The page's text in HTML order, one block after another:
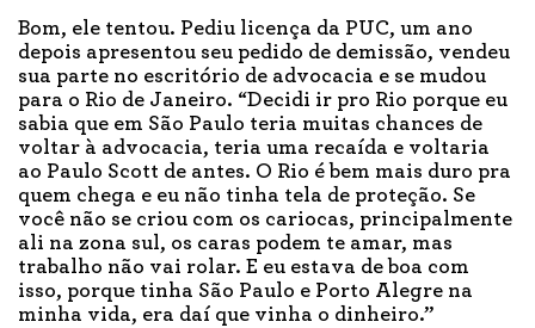
Bom, ele tentou. Pediu licença da PUC, um ano
depois apresentou seu pedido de demissão, vendeu
sua parte no escritório de advocacia e se mudou
para o Rio de Janeiro. “Decidi ir pro Rio porque eu
sabia que em São Paulo teria muitas chances de
voltar à advocacia, teria uma recaída e voltaria
ao Paulo Scott de antes. O Rio é bem mais duro pra
quem chega e eu não tinha tela de proteção. Se
você não se criou com os cariocas, principalmente
ali na zona sul, os caras podem te amar, mas
trabalho não vai rolar. E eu estava de boa com
isso, porque tinha São Paulo e Porto Alegre na
minha vida, era daí que vinha o dinheiro.”